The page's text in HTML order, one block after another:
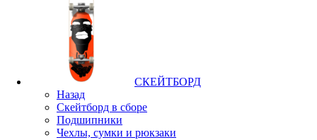
СКЕЙТБОРД
Назад
Скейтборд в сборе
Подшипники
Чехлы, сумки и рюкзаки